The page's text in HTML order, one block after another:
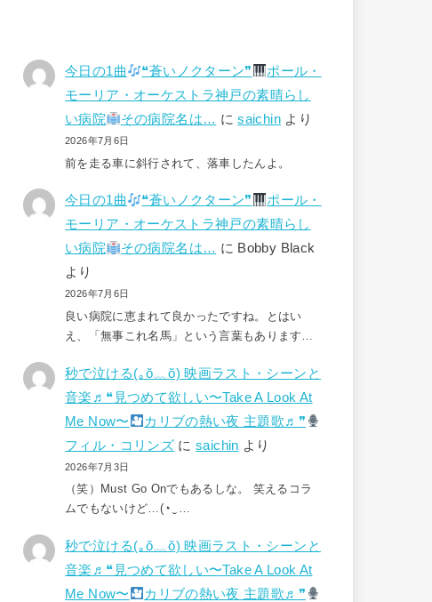
今日の1曲 ❝蒼いノクターン❞
ポール・
モーリア・オーケストラ神戸の素晴らし
い病院
その病院名は… にsaichinより
2026年7月6日
前を走る車に斜行されて、落車したんよ。
今日の1曲 ❝蒼いノクターン❞
ポール・
モーリア・オーケストラ神戸の素晴らし
い病院
その病院名は… に Bobby Black
より
2026年7月6日
良い病院に恵まれて良かったですね。とはい
え、「無事これ名馬」という言葉もあります…
秒で泣ける(⁠｡⁠ŏ⁠﹏⁠ŏ⁠) 映画ラスト・シーンと
音楽♬❝見つめて欲しい〜Take A Look At
Me Now〜
カリブの熱い夜 主題歌♬❞
フィル・コリンズ にsaichin より
2026年7月3日
（笑）Must Go Onでもあるしな。 笑えるコラ
ムでもないけど…(⁠◔⁠‿⁠…
秒で泣ける(⁠｡⁠ŏ⁠﹏⁠ŏ⁠) 映画ラスト・シーンと
音楽♬❝見つめて欲しい〜Take A Look At
Me Now〜
カリブの熱い夜 主題歌♬❞